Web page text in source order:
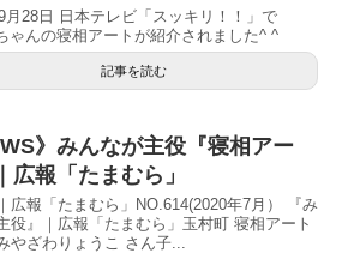
月28日 日本テレビ「スッキリ！！」で
ゃんの寝相アートが紹介されました^ ^
記事を読む
》みんなが主役『寝相アー
広報「たまむら」
広報「たまむら」NO.614(2020年7月） 『み
役』｜広報「たまむら」玉村町 寝相アート
ざわりょうこ さん子...